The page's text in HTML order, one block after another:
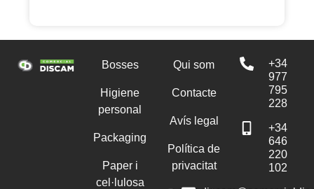
Bosses
Higiene
personal
Packaging
Paper i
cel·lulosa
Qui som
Contacte
Avís legal
Política de
privacitat
+34
977
795
228
+34
646
220
102